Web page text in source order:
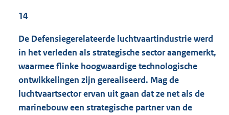
14
De Defensiegerelateerde luchtvaartindustrie werd
in het verleden als strategische sector aangemerkt,
waarmee flinke hoogwaardige technologische
ontwikkelingen zijn gerealiseerd. Mag de
luchtvaartsector ervan uit gaan dat ze net als de
marinebouw een strategische partner van de